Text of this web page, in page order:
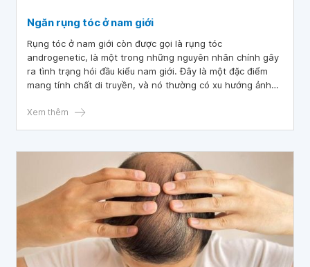
Ngăn rụng tóc ở nam giới
Rụng tóc ở nam giới còn được gọi là rụng tóc
androgenetic, là một trong những nguyên nhân chính gây
ra tình trạng hói đầu kiểu nam giới. Đây là một đặc điểm
mang tính chất di truyền, và nó thường có xu hướng ảnh
Thực tế, rụng tóc là một hiện tượng bình thường ở tuổi
khắc phục khác nhau. Dưới đây là những phương pháp
giúp bạn ngăn ngừa rụng tóc hiệu quả.
Xem thêm